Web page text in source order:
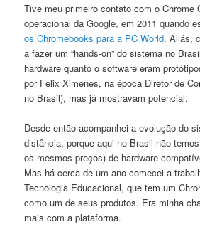
Tive meu primeiro contato com o Chrome
operacional da Google, em 2011 quando
os Chromebooks para a PC World. Aliás,
a fazer um “hands-on” do sistema no
hardware quanto o software eram
por Felix Ximenes, na época Diretor de
no Brasil), mas já mostravam potencial.
Desde então acompanhei a evolução do
distância, porque aqui no Brasil não
os mesmos preços) de hardware
Mas há cerca de um ano comecei a
Tecnologia Educacional, que tem um
como um de seus produtos. Era minha
mais com a plataforma.